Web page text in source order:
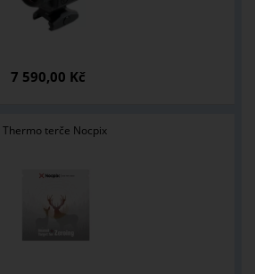
7 590,00 Kč
Thermo terče Nocpix